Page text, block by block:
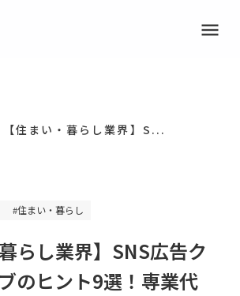
menu
【住まい・暮らし業界】S...
#住まい・暮らし
らし業界】SNS広告ク
のヒント9選！専業代